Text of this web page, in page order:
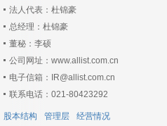
法人代表：杜锦豪
总经理：杜锦豪
董秘：李硕
公司网址：www.allist.com.cn
电子信箱：IR@allist.com.cn
联系电话：021-80423292
股本结构 管理层 经营情况